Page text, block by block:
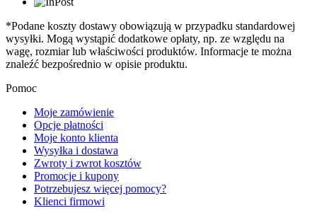
*Podane koszty dostawy obowiązują w przypadku standardowej
wysyłki. Mogą wystąpić dodatkowe opłaty, np. ze względu na
wagę, rozmiar lub właściwości produktów. Informacje te można
znaleźć bezpośrednio w opisie produktu.
Pomoc
Moje zamówienie
Opcje płatności
Moje konto klienta
Wysyłka i dostawa
Zwroty i zwrot kosztów
Promocje i kupony
Potrzebujesz więcej pomocy?
Klienci firmowi